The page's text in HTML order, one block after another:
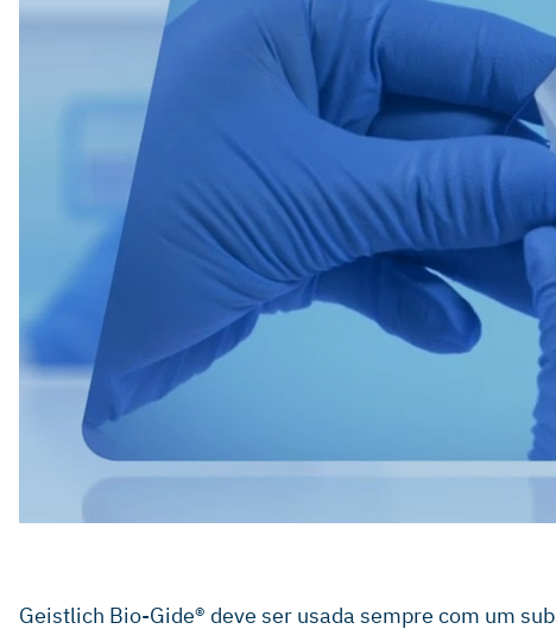
Buser D, et al.: J Periodontol 2011; 82(3): 342-49.
Jung RE, et al.: Clin Oral Implants Res. 2013;
Pubmed September 2013. Search Term: Bio-Gide.
Geistlich Bio-Gide® deve ser usada sempre com um